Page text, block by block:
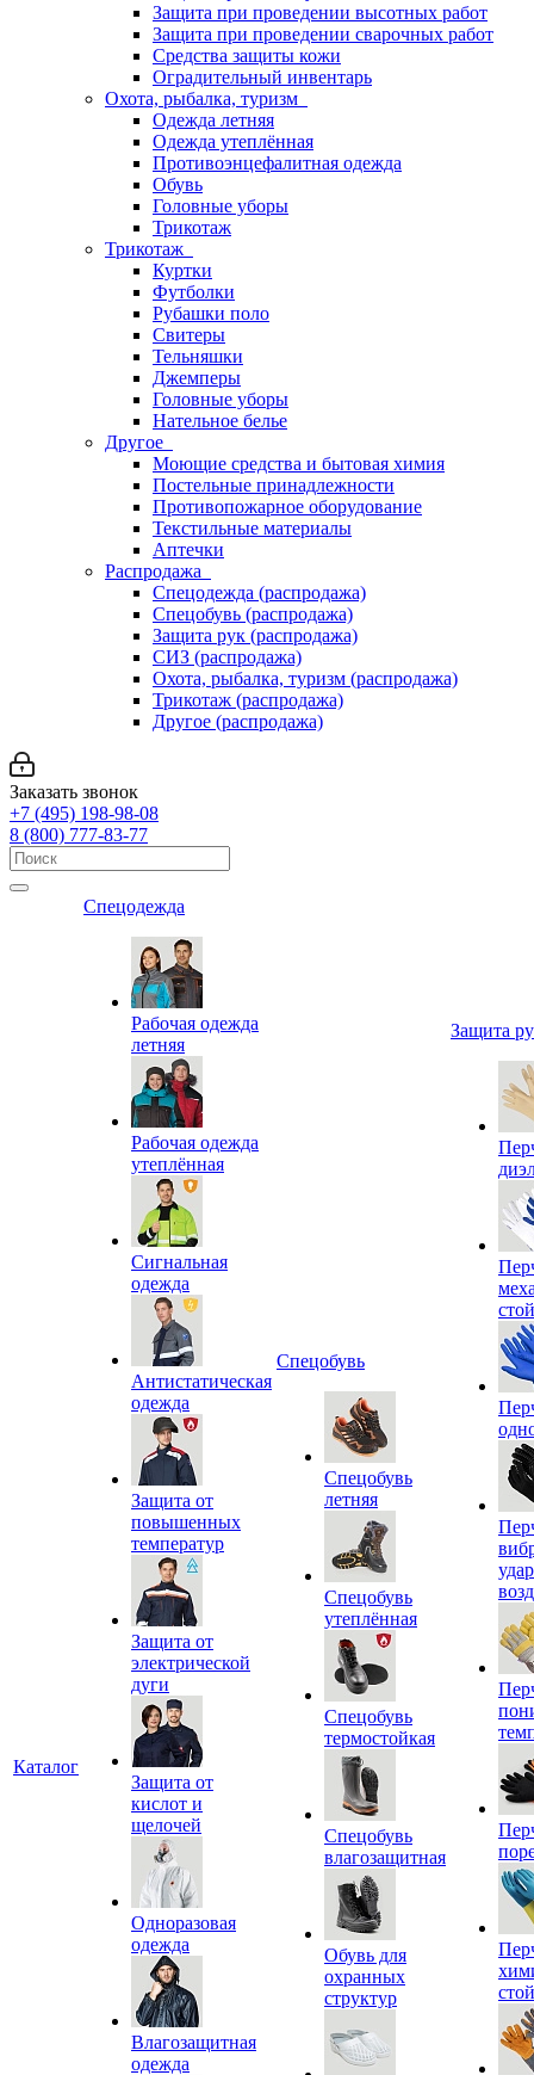
Защита при проведении высотных работ
Защита при проведении сварочных работ
Средства защиты кожи
Оградительный инвентарь
Охота, рыбалка, туризм
Одежда летняя
Одежда утеплённая
Противоэнцефалитная одежда
Обувь
Головные уборы
Трикотаж
Трикотаж
Куртки
Футболки
Рубашки поло
Свитеры
Тельняшки
Джемперы
Головные уборы
Нательное белье
Другое
Моющие средства и бытовая химия
Постельные принадлежности
Противопожарное оборудование
Текстильные материалы
Аптечки
Распродажа
Спецодежда (распродажа)
Спецобувь (распродажа)
Защита рук (распродажа)
СИЗ (распродажа)
Охота, рыбалка, туризм (распродажа)
Трикотаж (распродажа)
Другое (распродажа)
Заказать звонок
+7 (495) 198-98-08
8 (800) 777-83-77
Каталог
Спецодежда
Рабочая одежда
летняя
Рабочая одежда
утеплённая
Сигнальная
одежда
Антистатическая
одежда
Защита от
повышенных
температур
Защита от
электрической
дуги
Защита от
кислот и
щелочей
Одноразовая
одежда
Влагозащитная
одежда
Спецобувь
Спецобувь
летняя
Спецобувь
утеплённая
Спецобувь
термостойкая
Спецобувь
влагозащитная
Обувь для
охранных
структур
Защита